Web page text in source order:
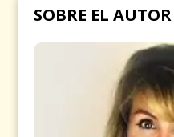
SOBRE EL AUTOR